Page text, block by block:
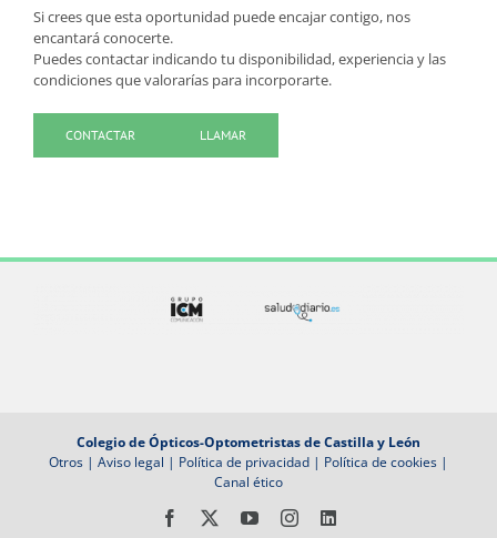
Si crees que esta oportunidad puede encajar contigo, nos
encantará conocerte.
Puedes contactar indicando tu disponibilidad, experiencia y las
condiciones que valorarías para incorporarte.
CONTACTAR LLAMAR
Colegio de Ópticos-Optometristas de Castilla y León
Otros | Aviso legal | Política de privacidad | Política de cookies |
Canal ético
Facebook YouTubeInstagramLinkedIn